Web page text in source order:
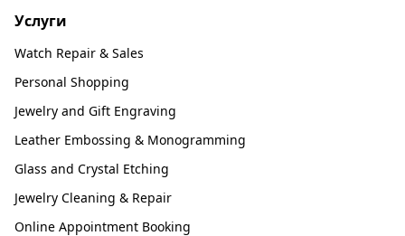
Услуги
Watch Repair & Sales
Personal Shopping
Jewelry and Gift Engraving
Leather Embossing & Monogramming
Glass and Crystal Etching
Jewelry Cleaning & Repair
Online Appointment Booking